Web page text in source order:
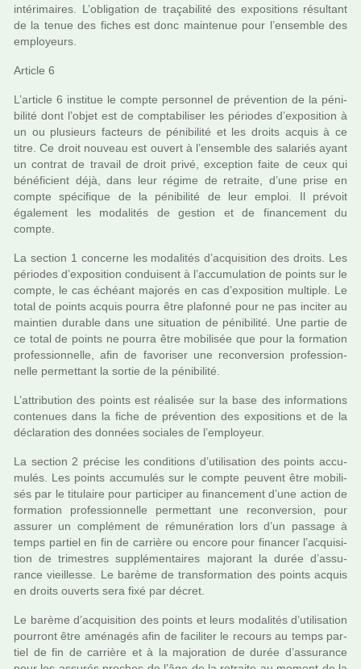
inté­ri­mai­res. L’obli­ga­tion de tra­ça­bi­lité des expo­si­tions résul­tant
de la tenue des fiches est donc main­te­nue pour l’ensem­ble des
employeurs.
Article 6
L’arti­cle 6 ins­ti­tue le compte per­son­nel de pré­ven­tion de la péni­
bi­lité dont l’objet est de comp­ta­bi­li­ser les pério­des d’expo­si­tion à
un ou plu­sieurs fac­teurs de péni­bi­lité et les droits acquis à ce
titre. Ce droit nou­veau est ouvert à l’ensem­ble des sala­riés ayant
un contrat de tra­vail de droit privé, excep­tion faite de ceux qui
béné­fi­cient déjà, dans leur régime de retraite, d’une prise en
compte spé­ci­fi­que de la péni­bi­lité de leur emploi. Il pré­voit
également les moda­li­tés de ges­tion et de finan­ce­ment du
compte.
La sec­tion 1 concerne les moda­li­tés d’acqui­si­tion des droits. Les
pério­des d’expo­si­tion condui­sent à l’accu­mu­la­tion de points sur le
compte, le cas échéant majo­rés en cas d’expo­si­tion mul­ti­ple. Le
total de points acquis pourra être pla­fonné pour ne pas inci­ter au
main­tien dura­ble dans une situa­tion de péni­bi­lité. Une partie de
ce total de points ne pourra être mobi­li­sée que pour la for­ma­tion
pro­fes­sion­nelle, afin de favo­ri­ser une reconver­sion pro­fes­sion­
nelle per­met­tant la sortie de la péni­bi­lité.
L’attri­bu­tion des points est réa­li­sée sur la base des infor­ma­tions
conte­nues dans la fiche de pré­ven­tion des expo­si­tions et de la
décla­ra­tion des don­nées socia­les de l’employeur.
La sec­tion 2 pré­cise les condi­tions d’uti­li­sa­tion des points accu­
mu­lés. Les points accu­mu­lés sur le compte peu­vent être mobi­li­
sés par le titu­laire pour par­ti­ci­per au finan­ce­ment d’une action de
for­ma­tion pro­fes­sion­nelle per­met­tant une reconver­sion, pour
assu­rer un com­plé­ment de rému­né­ra­tion lors d’un pas­sage à
temps par­tiel en fin de car­rière ou encore pour finan­cer l’acqui­si­
tion de tri­mes­tres sup­plé­men­tai­res majo­rant la durée d’assu­
rance vieillesse. Le barème de trans­for­ma­tion des points acquis
en droits ouverts sera fixé par décret.
Le barème d’acqui­si­tion des points et leurs moda­li­tés d’uti­li­sa­tion
pour­ront être amé­na­gés afin de faci­li­ter le recours au temps par­
tiel de fin de car­rière et à la majo­ra­tion de durée d’assu­rance